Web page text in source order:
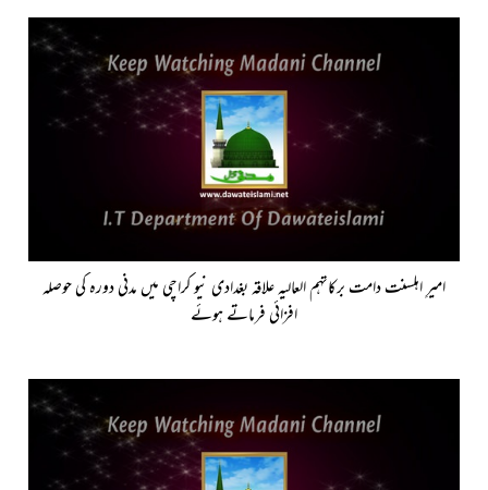
امیرِ اہلسنت دامت برکاتہم العالیہ علاقہ بغدادی نیو کراچی میں مدنی دورہ کی حوصلہ
افزائی فرماتے ہوئے